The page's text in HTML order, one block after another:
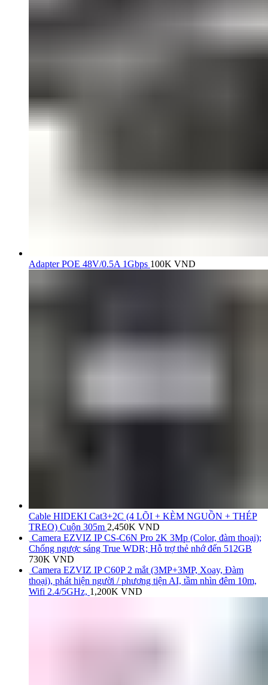
Adapter POE 48V/0.5A 1Gbps 100K VND
Cable HIDEKI Cat3+2C (4 LÕI + KÈM NGUỒN + THÉP
TREO) Cuộn 305m 2,450K VND
Camera EZVIZ IP CS-C6N Pro 2K 3Mp (Color, đàm thoại);
Chống ngược sáng True WDR; Hỗ trợ thẻ nhớ đến 512GB
730K VND
Camera EZVIZ IP C60P 2 mắt (3MP+3MP, Xoay, Đàm
thoại), phát hiện người / phương tiện AI, tầm nhìn đêm 10m,
Wifi 2.4/5GHz, 1,200K VND